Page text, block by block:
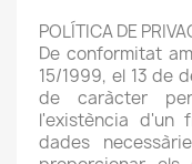
POLÍTICA DE
De conformitat
15/1999, el 13 de
de caràcter
l'existència d'un
dades